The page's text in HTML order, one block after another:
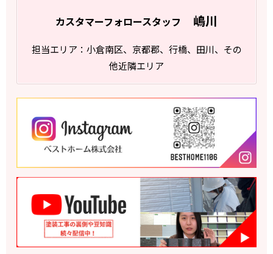
カスタマーフォロースタッフ 嶋川
担当エリア：小倉南区、京都郡、行橋、田川、その
他近隣エリア